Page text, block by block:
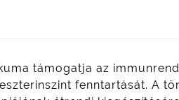
támogatja az
fenntartását. A